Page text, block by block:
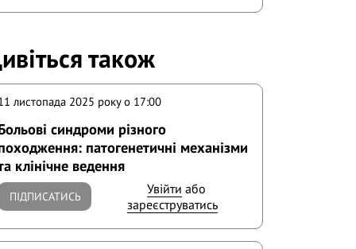
також
листопада 2025 року o 17:00
синдроми різного
патогенетичні механізми
клінічне ведення
ПІДПИСАТИСЬ Увійти або
зареєструватись